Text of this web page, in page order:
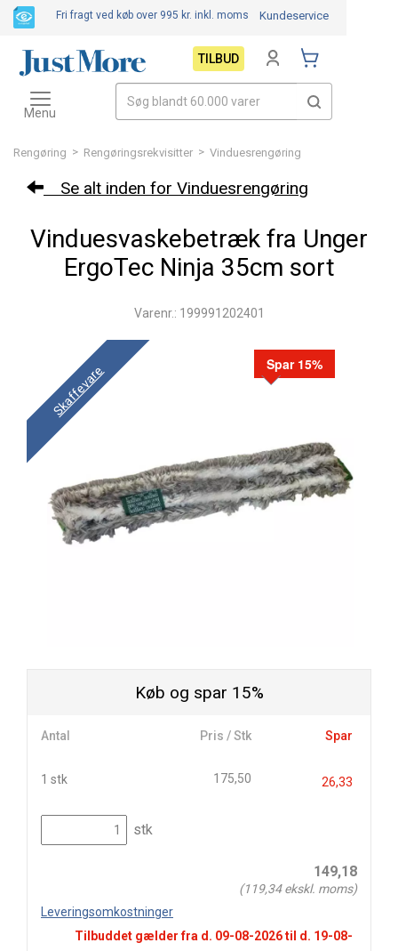
Rengøring > Rengøringsrekvisitter > Vinduesrengøring
Se alt inden for Vinduesrengøring
Vinduesvaskebetræk fra Unger
ErgoTec Ninja 35cm sort
Varenr.: 199991202401
Skaffevare Spar 15%
Køb og spar 15%
Antal Pris / Stk Spar
1 stk 175,50 26,33
stk
149,18
(119,34ekskl. moms)
Leveringsomkostninger
Tilbuddet gælder fra d. 09-08-2026til d. 19-08-
Fri fragt ved køb over 995 kr. inkl. moms Kundeservice
TILBUD
Toggle
navigation
Menu